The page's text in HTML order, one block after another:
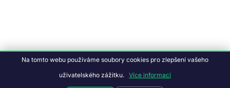
© 2026 EV Magazin.Podmínky a ochrana dat.
Studiografix
Na tomto webu používáme soubory cookies pro zlepšení vašeho
uživatelského zážitku. Více informací